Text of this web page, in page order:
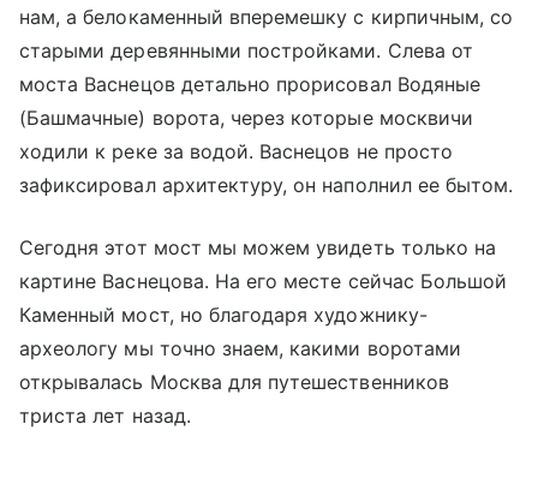
нам, а белокаменный вперемешку с кирпичным, со
старыми деревянными постройками. Слева от
моста Васнецов детально прорисовал Водяные
(Башмачные) ворота, через которые москвичи
ходили к реке за водой. Васнецов не просто
зафиксировал архитектуру, он наполнил ее бытом.
Сегодня этот мост мы можем увидеть только на
картине Васнецова. На его месте сейчас Большой
Каменный мост, но благодаря художнику-
археологу мы точно знаем, какими воротами
открывалась Москва для путешественников
триста лет назад.